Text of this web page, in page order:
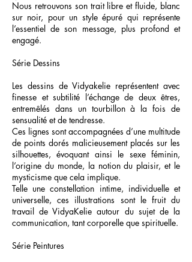
Nous retrouvons son trait libre et fluide, blanc
sur noir, pour un style épuré qui représente
l’essentiel de son message, plus profond et
engagé.
Série Dessins
Les dessins de Vidyakelie représentent avec
finesse et subtilité l’échange de deux êtres,
entremêlés dans un tourbillon à la fois de
sensualité et de tendresse.
Ces lignes sont accompagnées d’une multitude
de points dorés malicieusement placés sur les
silhouettes, évoquant ainsi le sexe féminin,
l’origine du monde, la notion du plaisir, et le
mysticisme que cela implique.
Telle une constellation intime, individuelle et
universelle, ces illustrations sont le fruit du
travail de VidyaKelie autour du sujet de la
communication, tant corporelle que spirituelle.
Série Peintures